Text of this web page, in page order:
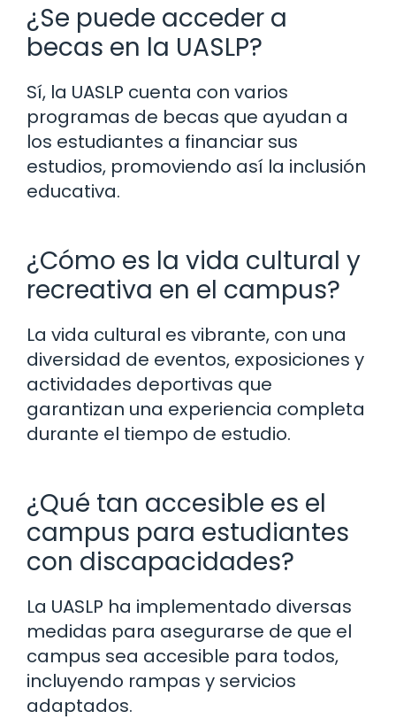
¿Se puede acceder a
becas en la UASLP?
Sí, la UASLP cuenta con varios
programas de becas que ayudan a
los estudiantes a financiar sus
estudios, promoviendo así la inclusión
educativa.
¿Cómo es la vida cultural y
recreativa en el campus?
La vida cultural es vibrante, con una
diversidad de eventos, exposiciones y
actividades deportivas que
garantizan una experiencia completa
durante el tiempo de estudio.
¿Qué tan accesible es el
campus para estudiantes
con discapacidades?
La UASLP ha implementado diversas
medidas para asegurarse de que el
campus sea accesible para todos,
incluyendo rampas y servicios
adaptados.